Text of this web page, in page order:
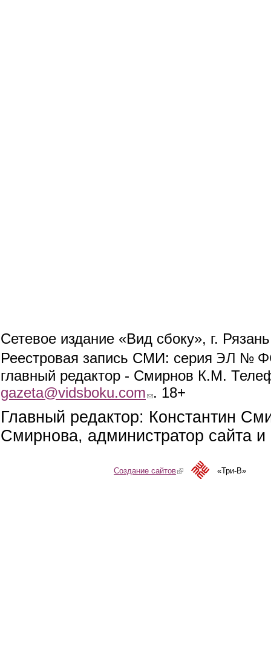
Сетевое издание «Вид сбоку», г.
Реестровая запись СМИ: серия ЭЛ №
главный редактор - Смирнов К.М.
gazeta@vidsboku.com (link sends e-mail)
. 18+
Главный редактор: Константин
Смирнова, администратор сайта
Создание сайтов(link is external)«Три-В»